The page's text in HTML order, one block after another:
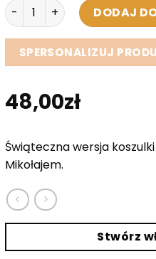
ilość Świąteczna koszulka
DODAJ
SPERSONALIZUJ
48,00zł
Świąteczna wersja
Mikołajem.
Stwórz